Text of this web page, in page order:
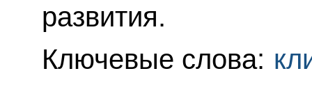
развития.
Ключевые слова: